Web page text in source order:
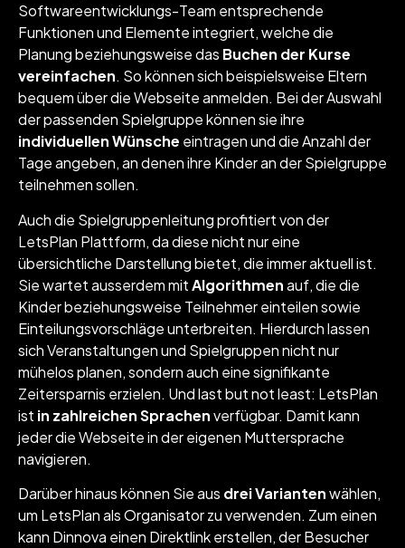
Softwareentwicklungs-Team entsprechende
Funktionen und Elemente integriert, welche die
Planung beziehungsweise das Buchen der Kurse
vereinfachen. So können sich beispielsweise Eltern
bequem über die Webseite anmelden. Bei der Auswahl
der passenden Spielgruppe können sie ihre
individuellen Wünsche eintragen und die Anzahl der
Tage angeben, an denen ihre Kinder an der Spielgruppe
teilnehmen sollen.
Auch die Spielgruppenleitung profitiert von der
LetsPlan Plattform, da diese nicht nur eine
übersichtliche Darstellung bietet, die immer aktuell ist.
Sie wartet ausserdem mitAlgorithmenauf, die die
Kinder beziehungsweise Teilnehmer einteilen sowie
Einteilungsvorschläge unterbreiten. Hierdurch lassen
sich Veranstaltungen und Spielgruppen nicht nur
mühelos planen, sondern auch eine signifikante
Zeitersparnis erzielen. Und last but not least: LetsPlan
ist in zahlreichen Sprachenverfügbar. Damit kann
jeder die Webseite in der eigenen Muttersprache
navigieren.
Darüber hinaus können Sie aus drei Variantenwählen,
um LetsPlan als Organisator zu verwenden. Zum einen
kann Dinnova einen Direktlink erstellen, der Besucher